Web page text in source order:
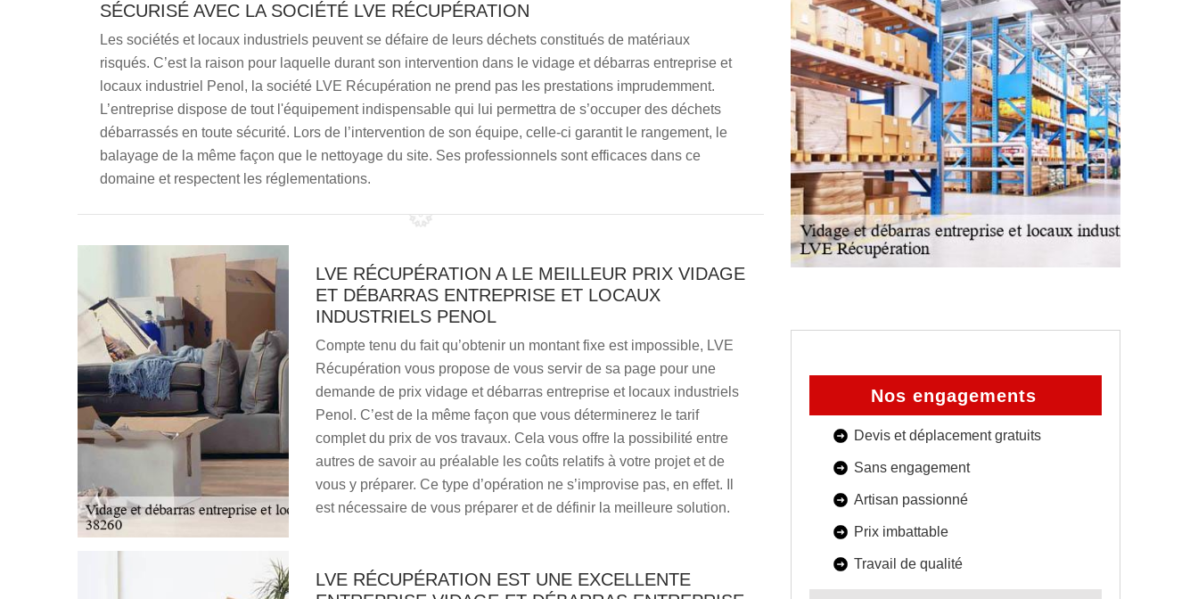
SÉCURISÉ AVEC LA SOCIÉTÉ LVE RÉCUPÉRATION
Les sociétés et locaux industriels peuvent se défaire de leurs déchets constitués de matériaux
risqués. C’est la raison pour laquelle durant son intervention dans le vidage et débarras entreprise et
locaux industriel Penol, la société LVE Récupération ne prend pas les prestations imprudemment.
L’entreprise dispose de tout l'équipement indispensable qui lui permettra de s’occuper des déchets
débarrassés en toute sécurité. Lors de l’intervention de son équipe, celle-ci garantit le rangement, le
balayage de la même façon que le nettoyage du site. Ses professionnels sont efficaces dans ce
domaine et respectent les réglementations.
LVE RÉCUPÉRATION A LE MEILLEUR PRIX VIDAGE
ET DÉBARRAS ENTREPRISE ET LOCAUX
INDUSTRIELS PENOL
Compte tenu du fait qu’obtenir un montant fixe est impossible, LVE
Récupération vous propose de vous servir de sa page pour une
demande de prix vidage et débarras entreprise et locaux industriels
Penol. C’est de la même façon que vous déterminerez le tarif
complet du prix de vos travaux. Cela vous offre la possibilité entre
autres de savoir au préalable les coûts relatifs à votre projet et de
vous y préparer. Ce type d’opération ne s’improvise pas, en effet. Il
est nécessaire de vous préparer et de définir la meilleure solution.
LVE RÉCUPÉRATION EST UNE EXCELLENTE
Nos engagements
Devis et déplacement gratuits
Sans engagement
Artisan passionné
Prix imbattable
Travail de qualité